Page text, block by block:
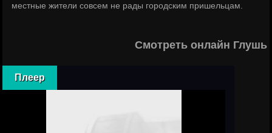
местные жители совсем не рады городским пришельцам.
Смотреть онлайн Глушь
Плеер